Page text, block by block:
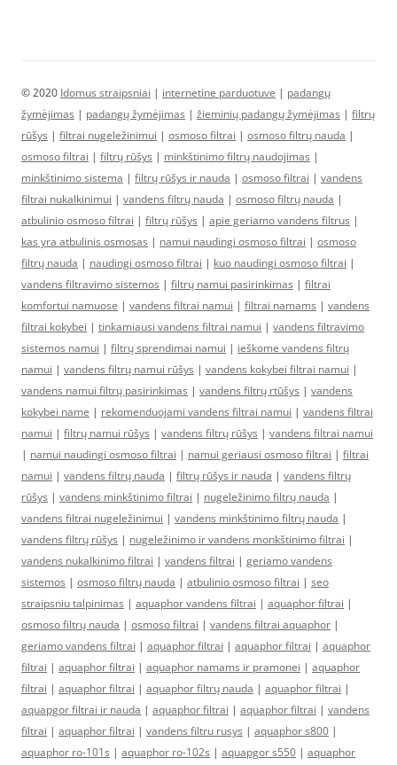
© 2020 Idomus straipsniai | internetine parduotuve | padangų
žymėjimas | padangų žymėjimas | žieminių padangų žymėjimas | filtrų
rūšys | filtrai nugeležinimui | osmoso filtrai | osmoso filtrų nauda |
osmoso filtrai | filtrų rūšys | minkštinimo filtrų naudojimas |
minkštinimo sistema | filtrų rūšys ir nauda | osmoso filtrai | vandens
filtrai nukalkinimui | vandens filtrų nauda | osmoso filtrų nauda |
atbulinio osmoso filtrai | filtrų rūšys | apie geriamo vandens filtrus |
kas yra atbulinis osmosas | namui naudingi osmoso filtrai | osmoso
filtrų nauda | naudingi osmoso filtrai | kuo naudingi osmoso filtrai |
vandens filtravimo sistemos | filtrų namui pasirinkimas | filtrai
komfortui namuose | vandens filtrai namui | filtrai namams | vandens
filtrai kokybei | tinkamiausi vandens filtrai namui | vandens filtravimo
sistemos namui | filtrų sprendimai namui | ieškome vandens filtrų
namui | vandens filtrų namui rūšys | vandens kokybei filtrai namui |
vandens namui filtrų pasirinkimas | vandens filtrų rtūšys | vandens
kokybei name | rekomenduojami vandens filtrai namui | vandens filtrai
namui | filtrų namui rūšys | vandens filtrų rūšys | vandens filtrai namui
| namui naudingi osmoso filtrai | namui geriausi osmoso filtrai | filtrai
namui | vandens filtrų nauda | filtrų rūšys ir nauda | vandens filtrų
rūšys | vandens minkštinimo filtrai | nugeležinimo filtrų nauda |
vandens filtrai nugeležinimui | vandens minkštinimo filtrų nauda |
vandens filtrų rūšys | nugeležinimo ir vandens monkštinimo filtrai |
vandens nukalkinimo filtrai | vandens filtrai | geriamo vandens
sistemos | osmoso filtrų nauda | atbulinio osmoso filtrai | seo
straipsniu talpinimas | aquaphor vandens filtrai | aquaphor filtrai |
osmoso filtrų nauda | osmoso filtrai | vandens filtrai aquaphor |
geriamo vandens filtrai | aquaphor filtrai | aquaphor filtrai | aquaphor
filtrai | aquaphor filtrai | aquaphor namams ir pramonei | aquaphor
filtrai | aquaphor filtrai | aquaphor filtrų nauda | aquaphor filtrai |
aquapgor filtrai ir nauda | aquaphor filtrai | aquaphor filtrai | vandens
filtrai | aquaphor filtrai | vandens filtru rusys | aquaphor s800 |
aquaphor ro-101s | aquaphor ro-102s | aquapgor s550 | aquaphor